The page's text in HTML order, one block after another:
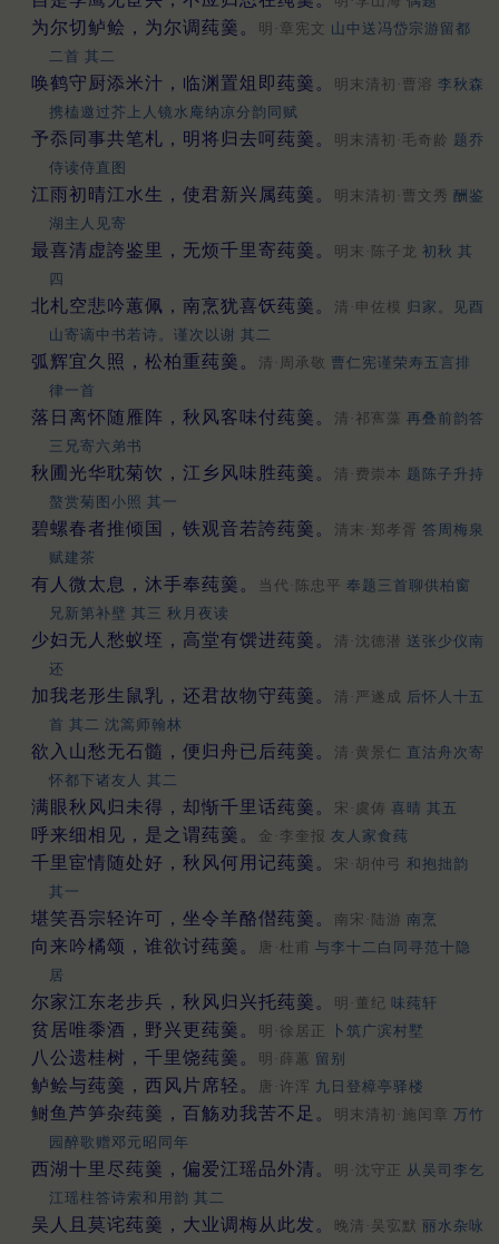
为尔切鲈鲙，为尔调莼羹。 明·章宪文 山中送冯岱宗游留都
二首 其二
唤鹤守厨添米汁，临渊置俎即莼羹。 明末清初·曹溶 李秋森
携榼邀过芥上人镜水庵纳凉分韵同赋
予忝同事共笔札，明将归去呵莼羹。 明末清初·毛奇龄 题乔
侍读侍直图
江雨初晴江水生，使君新兴属莼羹。 明末清初·曹文秀 酬鉴
湖主人见寄
最喜清虚誇鉴里，无烦千里寄莼羹。 明末·陈子龙 初秋 其
四
北札空悲吟蕙佩，南烹犹喜饫莼羹。 清·申佐模 归家。见酉
山寄谪中书若诗。谨次以谢 其二
弧辉宜久照，松柏重莼羹。 清·周承敬 曹仁宪谨荣寿五言排
律一首
落日离怀随雁阵，秋风客味付莼羹。 清·祁寯藻 再叠前韵答
三兄寄六弟书
秋圃光华耽菊饮，江乡风味胜莼羹。 清·费崇本 题陈子升持
螯赏菊图小照 其一
碧螺春者推倾国，铁观音若誇莼羹。 清末·郑孝胥 答周梅泉
赋建茶
有人微太息，沐手奉莼羹。 当代·陈忠平 奉题三首聊供柏窗
兄新第补壁 其三 秋月夜读
少妇无人愁蚁垤，高堂有馔进莼羹。 清·沈德潜 送张少仪南
还
加我老形生鼠乳，还君故物守莼羹。 清·严遂成 后怀人十五
首 其二 沈篙师翰林
欲入山愁无石髓，便归舟已后莼羹。 清·黄景仁 直沽舟次寄
怀都下诸友人 其二
满眼秋风归未得，却惭千里话莼羹。 宋·虞俦 喜晴 其五
呼来细相见，是之谓莼羹。 金·李奎报 友人家食莼
千里宦情随处好，秋风何用记莼羹。 宋·胡仲弓 和抱拙韵
其一
堪笑吾宗轻许可，坐令羊酪僣莼羹。 南宋·陆游 南烹
向来吟橘颂，谁欲讨莼羹。 唐·杜甫 与李十二白同寻范十隐
居
尔家江东老步兵，秋风归兴托莼羹。 明·董纪 味莼轩
贫居唯黍酒，野兴更莼羹。 明·徐居正 卜筑广滨村墅
八公遗桂树，千里饶莼羹。 明·薛蕙 留别
鲈鲙与莼羹，西风片席轻。 唐·许浑 九日登樟亭驿楼
鲥鱼芦笋杂莼羹，百觞劝我苦不足。 明末清初·施闰章 万竹
园醉歌赠邓元昭同年
西湖十里尽莼羹，偏爱江瑶品外清。 明·沈守正 从吴司李乞
江瑶柱答诗索和用韵 其二
吴人且莫诧莼羹，大业调梅从此发。 晚清·吴宖默 丽水杂咏